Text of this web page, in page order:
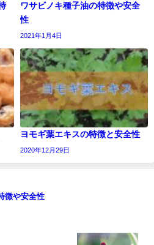
ワサビノキ種子油の特徴や安全
性
2021年1月4日
ヨモギ葉エキスの特徴と安全性
2020年12月29日
徴や安全性